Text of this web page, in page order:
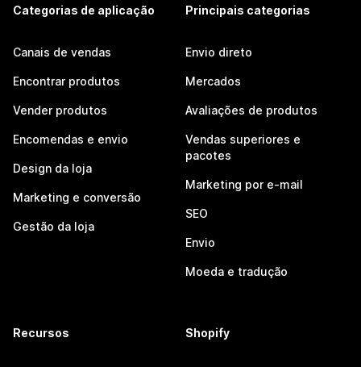
Categorias de aplicação
Canais de vendas
Encontrar produtos
Vender produtos
Encomendas e envio
Design da loja
Marketing e conversão
Gestão da loja
Principais categorias
Envio direto
Mercados
Avaliações de produtos
Vendas superiores e
pacotes
Marketing por e-mail
SEO
Envio
Moeda e tradução
Recursos Shopify